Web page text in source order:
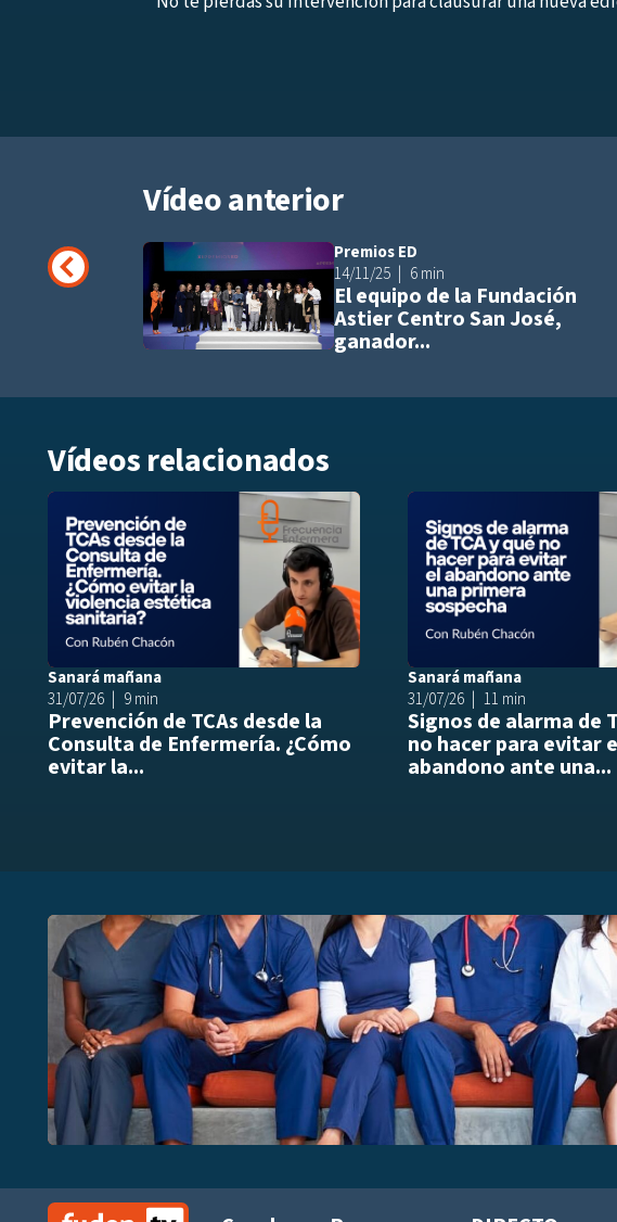
Vídeo anterior
Premios ED
14/11/25
6 min
El equipo de la Fundación
Astier Centro San José,
ganador...
Vídeos relacionados
Añadir a playlist
Sanará mañana
31/07/26
9 min
Prevención de TCAs desde la
Consulta de Enfermería. ¿Cómo
evitar la...
Sanará mañana
31/07/26
11 min
Signos de alarma de
no hacer para evitar
abandono ante una...